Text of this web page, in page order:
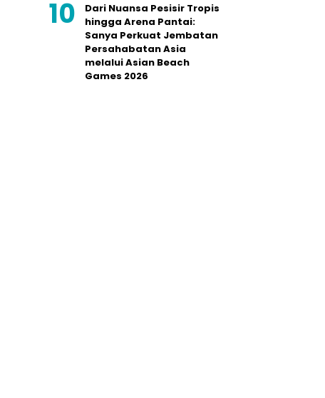
Dari Nuansa Pesisir Tropis
hingga Arena Pantai:
Sanya Perkuat Jembatan
Persahabatan Asia
melalui Asian Beach
Games 2026